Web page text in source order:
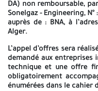
FOURNITURE ET
Pour le Projet : Étude et
en charpente
Le présent appel d’offres
s’adresse aux entreprises
DA) non remboursable,
Sonelgaz - Engineering, N° :
auprès de : BNA, à
Alger.
L’appel d’offres sera
demandé aux entreprises
technique et une offre
obligatoirement
énumérées dans le cahier